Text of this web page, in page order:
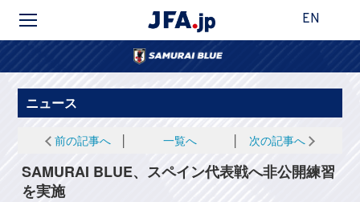
EN
ニュース
前の記事へ 一覧へ 次の記事へ
SAMURAI BLUE、スペイン代表戦へ非公開練習
を実施